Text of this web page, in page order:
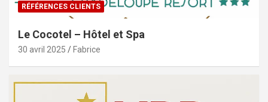
RÉFÉRENCES CLIENTS
Le Cocotel – Hôtel et Spa
30 avril 2025 Fabrice